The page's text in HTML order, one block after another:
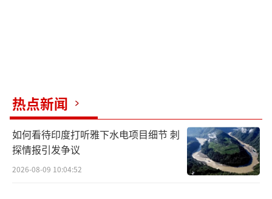
热点新闻
如何看待印度打听雅下水电项目细节 刺
探情报引发争议
2026-08-09 10:04:52